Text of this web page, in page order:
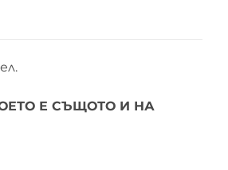
Е СЪЩОТО И НА